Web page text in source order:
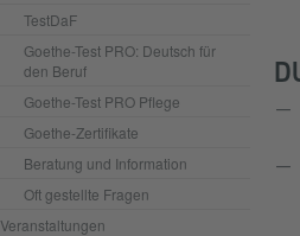
TestDaF
Goethe-Test PRO: Deutsch für
den Beruf
Goethe-Test PRO Pflege
Goethe-Zertifikate
Beratung und Information
Oft gestellte Fragen
Veranstaltungen